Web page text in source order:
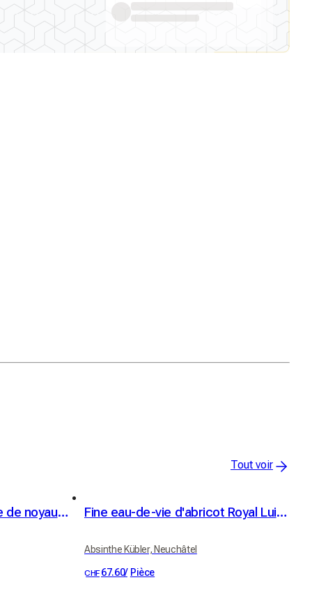
Tout voir
Gommage sucre et huile de noyau d’abricot BIO - parfum abricot Fine eau-de-vie d'abricot Royal Luizet Kübler 42% vol. 50cl
Absinthe Kübler, Neuchâtel
CHF 67.60/ Pièce